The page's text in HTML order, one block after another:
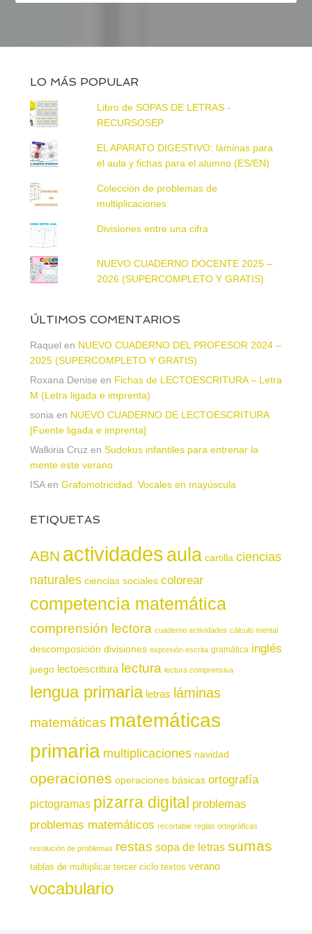
LO MÁS POPULAR
Libro de SOPAS DE LETRAS -
RECURSOSEP
EL APARATO DIGESTIVO: láminas para
el aula y fichas para el alumno (ES/EN)
Colección de problemas de
multiplicaciones
Divisiones entre una cifra
NUEVO CUADERNO DOCENTE 2025 –
2026 (SUPERCOMPLETO Y GRATIS)
ÚLTIMOS COMENTARIOS
Raquel en NUEVO CUADERNO DEL PROFESOR 2024 –
2025 (SUPERCOMPLETO Y GRATIS)
Roxana Denise en Fichas de LECTOESCRITURA – Letra
M (Letra ligada e imprenta)
sonia en NUEVO CUADERNO DE LECTOESCRITURA
[Fuente ligada e imprenta]
Walkiria Cruz en Sudokus infantiles para entrenar la
mente este verano
ISAen Grafomotricidad. Vocales en mayúscula
ETIQUETAS
ABN actividadesaula cartilla ciencias
naturales ciencias sociales colorear
competencia matemática
comprensión lectora cuaderno actividades cálculo mental
descomposición divisiones expresión escrita gramática inglés
juego lectoescritura lectura lectura comprensiva
lengua primaria letras láminas
matemáticas matemáticas
primaria multiplicaciones navidad
operaciones operaciones básicas ortografía
pictogramas pizarra digital problemas
problemas matemáticos recortable reglas ortográficas
resolución de problemas restas sopa de letras sumas
tablas de multiplicar tercer ciclo textos verano
vocabulario